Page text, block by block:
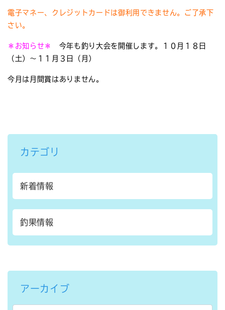
電子マネー、クレジットカードは御利用できません。ご了承下
さい。
＊お知らせ＊ 今年も釣り大会を開催します。１０月１８日
（土）～１１月３日（月）
今月は月間賞はありません。
カテゴリ
新着情報
釣果情報
アーカイブ